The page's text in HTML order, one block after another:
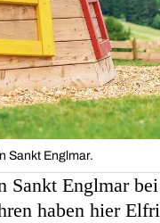
Sankt Englmar.
Sankt Englmar
haben hier